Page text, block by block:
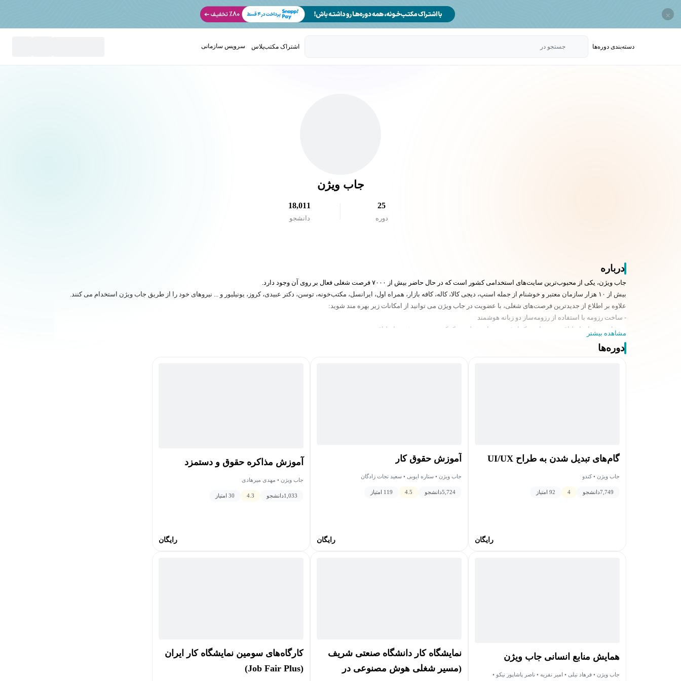
×
دسته‌بندی‌ دوره‌ها جستجو در اشتراک مکتب‌پلاس سرویس سازمانی
جاب ویژن
25
دوره
18,011
دانشجو
درباره
جاب ویژن، یکی از محبوب‌ترین سایت‌های استخدامی کشور است که در حال حاضر بیش از ۷۰۰۰ فرصت شغلی فعال بر روی آن وجود دارد.
بیش از ۱۰ هزار سازمان معتبر و خوشنام از جمله اسنپ، دیجی کالا، کاله، کافه بازار، همراه اول، ایرانسل، مکتب‌خونه، توسن، دکتر عبیدی، کروز، یونیلیور و ... نیروهای خود را از طریق جاب ویژن استخدام می کنند.
علاوه بر اطلاع از جدیدترین فرصت‌های شغلی، با عضویت در جاب ویژن می توانید از امکانات زیر بهره مند شوید:
- ساخت رزومه با استفاده از رزومه‌ساز دو زبانه هوشمند
- مشاهده میزان انطباق رزومه با هر یک از فرصت های شغلی به کمک سیستم هوشمند انطباق
- شرکت در آزمون‌های شخصیت شناسی MBTI و نئو، آزمون تیپ سنجی شغلی هالند ، آزمون هوش هیجانی بار آن و آزمون هوش های چندگانه (Aptitude Test)
- ارتقای توانایی‌ها و مهارتها با شرکت در کاربردی‌ترین دوره‌های آموزشی و افزایش شانس استخدام با اضافه کردن مدال متمایز کننده به رزومه
مشاهده بیشتر
دوره‌ها
گام‌های تبدیل شدن به طراح UI/UX
جاب ویژن • کندو
7,749دانشجو 4 92 امتیاز
رایگان
آموزش حقوق کار
جاب ویژن • ستاره ایوبی • سعید نجات زادگان
5,724دانشجو 4.5 119 امتیاز
رایگان
آموزش مذاکره حقوق و دستمزد
جاب ویژن • مهدی میرهادی
1,033دانشجو 4.3 30 امتیاز
رایگان
همایش منابع انسانی جاب ویژن
جاب ویژن • فرهاد نیلی • امیر نفریه • ناصر پاشاپور نیکو •
نمایشگاه کار دانشگاه صنعتی شریف
(مسیر شغلی هوش مصنوعی در
کارگاه‌های سومین نمایشگاه کار ایران
(Job Fair Plus)